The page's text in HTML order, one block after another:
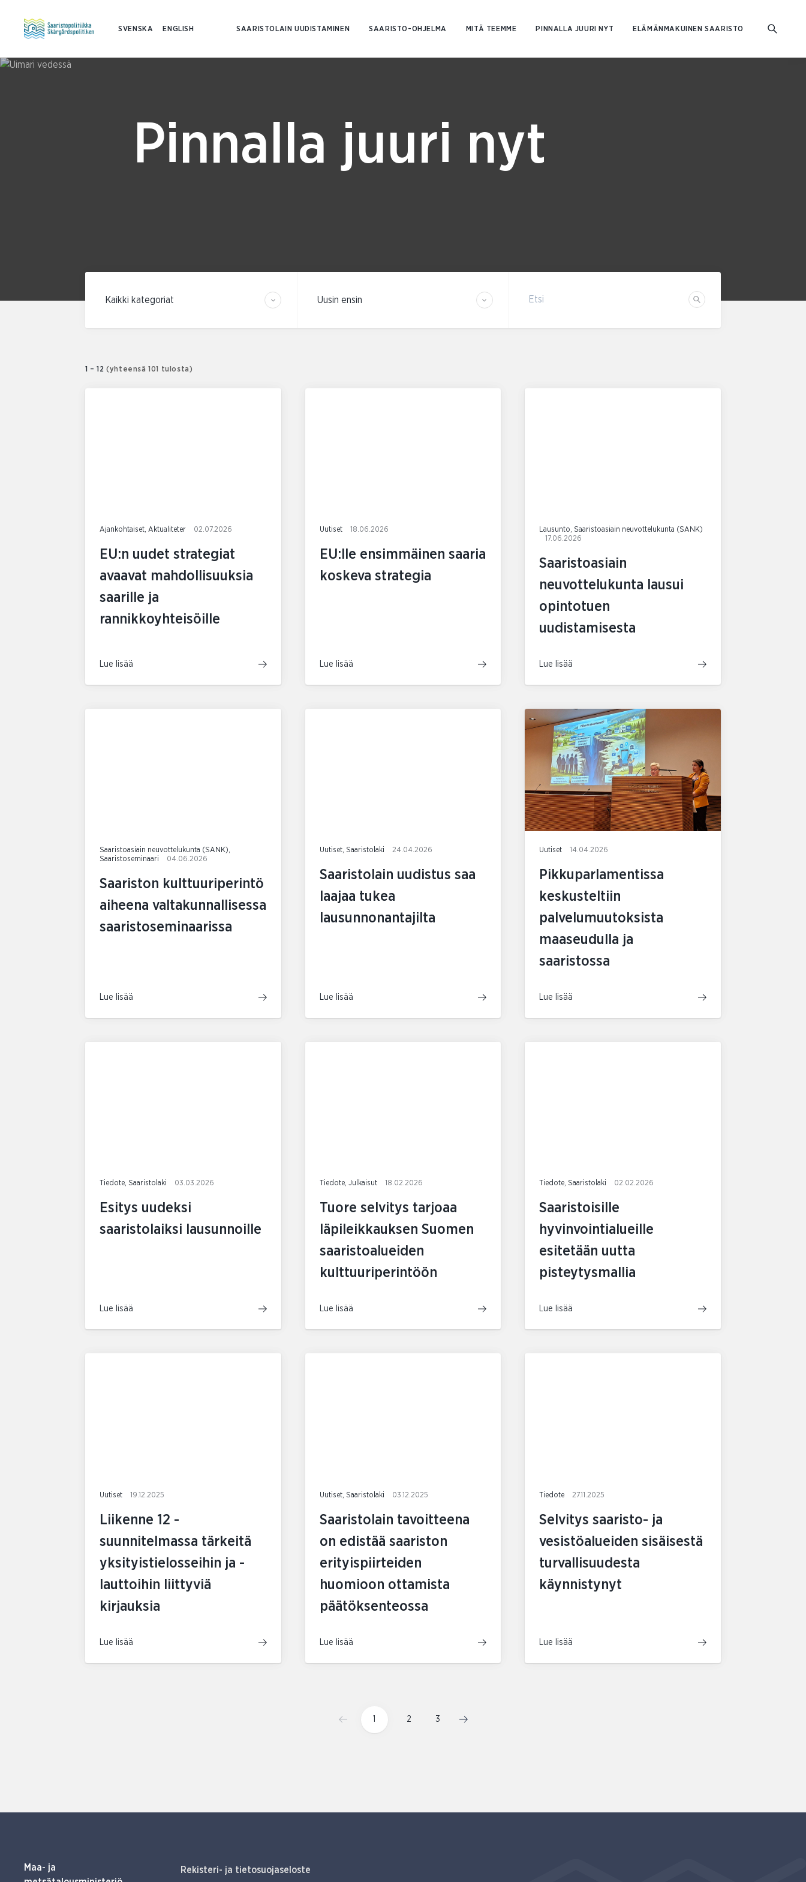
SVENSKA ENGLISH SAARISTOLAIN UUDISTAMINEN SAARISTO-OHJELMA MITÄ TEEMME PINNALLA JUURI NYT ELÄMÄNMAKUINEN SAARISTO
Pinnalla juuri nyt
Etsi
1 – 12 (yhteensä 101 tulosta)
Ajankohtaiset, Aktualiteter 02.07.2026
EU:n uudet strategiat
avaavat mahdollisuuksia
saarille ja
rannikkoyhteisöille
Lue lisää
Uutiset 18.06.2026
EU:lle ensimmäinen saaria
koskeva strategia
Lue lisää
Lausunto, Saaristoasiain neuvottelukunta (SANK)
17.06.2026
Saaristoasiain
neuvottelukunta lausui
opintotuen
uudistamisesta
Lue lisää
Saaristoasiain neuvottelukunta (SANK),
Saaristoseminaari
04.06.2026
Saariston kulttuuriperintö
aiheena valtakunnallisessa
saaristoseminaarissa
Lue lisää
Uutiset, Saaristolaki 24.04.2026
Saaristolain uudistus saa
laajaa tukea
lausunnonantajilta
Lue lisää
Uutiset 14.04.2026
Pikkuparlamentissa
keskusteltiin
palvelumuutoksista
maaseudulla ja
saaristossa
Lue lisää
Tiedote, Saaristolaki 03.03.2026
Esitys uudeksi
saaristolaiksi lausunnoille
Lue lisää
Tiedote, Julkaisut 18.02.2026
Tuore selvitys tarjoaa
läpileikkauksen Suomen
saaristoalueiden
kulttuuriperintöön
Lue lisää
Tiedote, Saaristolaki 02.02.2026
Saaristoisille
hyvinvointialueille
esitetään uutta
pisteytysmallia
Lue lisää
Uutiset 19.12.2025
Liikenne 12 -
suunnitelmassa tärkeitä
yksityistielosseihin ja -
lauttoihin liittyviä
kirjauksia
Lue lisää
Uutiset, Saaristolaki 03.12.2025
Saaristolain tavoitteena
on edistää saariston
erityispiirteiden
huomioon ottamista
päätöksenteossa
Lue lisää
Tiedote 27.11.2025
Selvitys saaristo- ja
vesistöalueiden sisäisestä
turvallisuudesta
käynnistynyt
Lue lisää
2 3
Maa- ja
Rekisteri- ja tietosuojaseloste